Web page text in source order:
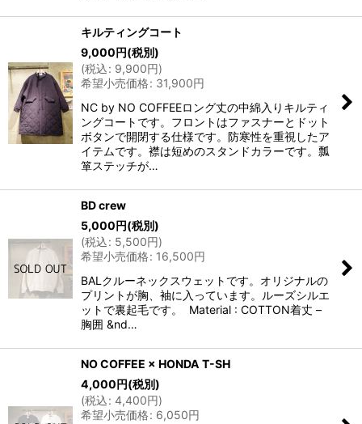
キルティングコート
9,000円(税別)
(税込: 9,900円)
希望小売価格: 31,900円
NC by NO COFFEEロング丈の中綿入りキルティ
ングコートです。フロントはファスナーとドット
ボタンで開閉する仕様です。防寒性を重視したア
イテムです。襟は短めのスタンドカラーです。瓢
箪ステッチが…
BD crew
5,000円(税別)
(税込: 5,500円)
希望小売価格: 16,500円
BALクルーネックスウェットです。オリジナルの
プリントが胸、袖に入っています。ルーズシルエ
ットで裏起毛です。 Material : COTTON着丈 –
胸囲 &nd…
NO COFFEE × HONDA T-SH
4,000円(税別)
(税込: 4,400円)
希望小売価格: 6,050円